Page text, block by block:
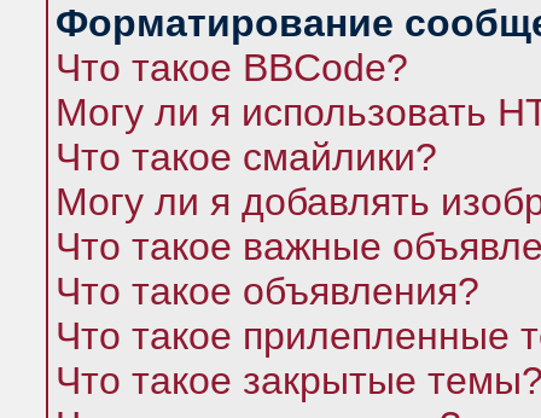
Форматирование
Что такое BBCode?
Могу ли я использовать
Что такое смайлики?
Могу ли я добавлять
Что такое важные
Что такое объявления?
Что такое прилепленные
Что такое закрытые